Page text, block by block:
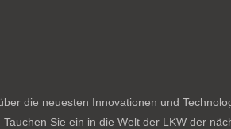
die neuesten Innovationen und
Sie ein in die Welt der LKW der